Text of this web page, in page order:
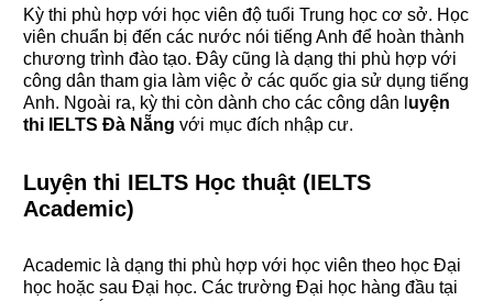
Kỳ thi phù hợp với học viên độ tuổi Trung học cơ sở. Học
viên chuẩn bị đến các nước nói tiếng Anh để hoàn thành
chương trình đào tạo. Đây cũng là dạng thi phù hợp với
công dân tham gia làm việc ở các quốc gia sử dụng tiếng
Anh. Ngoài ra, kỳ thi còn dành cho các công dân uyện
thi
IELTS Đà Nẵng với mục đích nhập cư.
Luyện thi IELTS Học thuật (IELTS
Academic)
Academic là dạng thi phù hợp với học viên theo học Đại
học hoặc sau Đại học. Các trường Đại học hàng đầu tại